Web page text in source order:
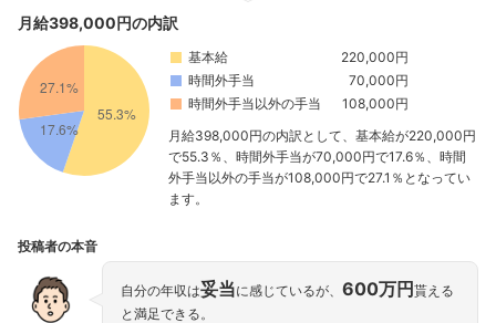
月給398,000円の内訳
基本給
220,000円
時間外手当
70,000円
時間外手当以外の手当
108,000円
月給398,000円の内訳として、基本給が220,000円
で55.3％、時間外手当が70,000円で17.6％、時間
外手当以外の手当が108,000円で27.1％となってい
ます。
投稿者の本音
自分の年収は妥当に感じているが、 600万円 貰える
と満足できる。